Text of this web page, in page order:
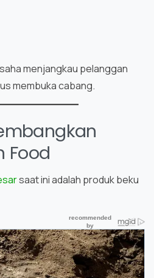
menjangkau pelanggan
membuka cabang.
Food
saat ini adalah produk beku